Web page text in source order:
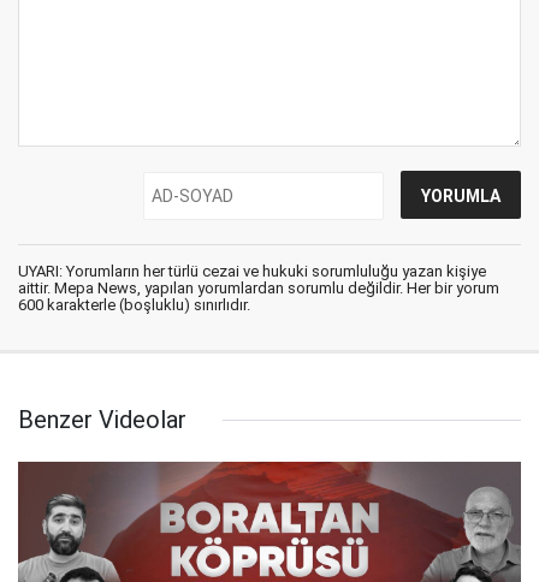
UYARI: Yorumların her türlü cezai ve hukuki sorumluluğu yazan kişiye
aittir. Mepa News, yapılan yorumlardan sorumlu değildir. Her bir yorum
600 karakterle (boşluklu) sınırlıdır.
Benzer Videolar